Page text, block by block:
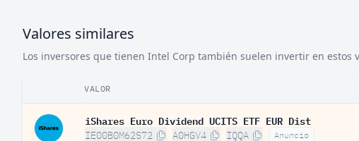
Valores similares
Los inversores que tienen Intel Corp también suelen invertir en estos
VALOR
iShares Euro Dividend UCITS ETF EUR Dist
IE00B0M62S72 A0HGV4 IQQA Anuncio